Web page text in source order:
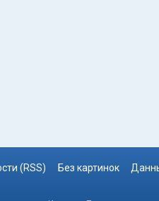
(RSS) Без картинок